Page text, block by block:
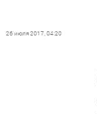
26 июля 2017, 04:20